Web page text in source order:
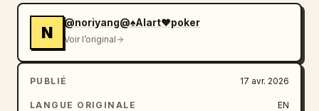
        ]
      },
      {
        "tier": 2,
        "description": "Case horizontale
étroite. Très gros plan sur l'œil brillant du
N
@noriyang@♠️AIart❤️poker
Voir l’original
PUBLIÉ 17 avr. 2026
LANGUE ORIGINALE EN